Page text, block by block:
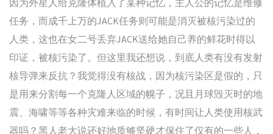
因为外星人给克隆体植入了某种记忆，主人公的记忆是维修
任务，而成千上万的JACK任务则可能是消灭被核污染过的
人类，这也在女二号丢弃JACK送给她自己养的鲜花时得以
印证，被核污染了。但这里我还想说，到底人类有没有发射
核导弹来反抗？我觉得没有核战，因为核污染区是假的，只
是用来分割每一个克隆人区域的幌子，况且月球毁灭时的地
震、海啸等等各种灾难来临的时候，有时间让人类使用核武
器吗？黑人老大说还好地质够坚硬才保住了仅有的一些人，